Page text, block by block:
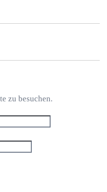
zu besuchen.